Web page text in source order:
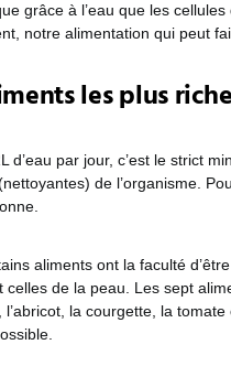
grâce à l’eau que les
notre alimentation qui peut
les plus
d’eau par jour, c’est le strict
de l’organisme.
aliments ont la faculté
celles de la peau. Les sept
l’abricot, la courgette, la